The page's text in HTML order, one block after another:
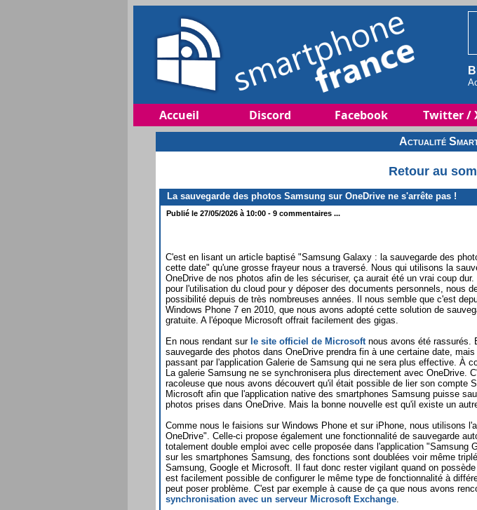
Accueil Discord Facebook Twitter /
Actualité
Retour au
La sauvegarde des photos Samsung sur OneDrive ne s'arrête pas !
Publié le 27/05/2026 à 10:00 - 9 commentaires ...
C'est en lisant un article baptisé "Samsung Galaxy : la sauvegarde des
cette date" qu'une grosse frayeur nous a traversé. Nous qui utilisons la
OneDrive de nos photos afin de les sécuriser, ça aurait été un vrai coup
pour l'utilisation du cloud pour y déposer des documents personnels, nous
possibilité depuis de très nombreuses années. Il nous semble que c'est
Windows Phone 7 en 2010, que nous avons adopté cette solution de
gratuite. A l'époque Microsoft offrait facilement des gigas.
En nous rendant sur le site officiel de Microsoft nous avons été rassurés.
sauvegarde des photos dans OneDrive prendra fin à une certaine date,
passant par l'application Galerie de Samsung qui ne sera plus effective. À
La galerie Samsung ne se synchronisera plus directement avec OneDrive.
racoleuse que nous avons découvert qu'il était possible de lier son compte
Microsoft afin que l'application native des smartphones Samsung puisse
photos prises dans OneDrive. Mais la bonne nouvelle est qu'il existe un
Comme nous le faisions sur Windows Phone et sur iPhone, nous utilisons
OneDrive". Celle-ci propose également une fonctionnalité de sauvegarde
totalement double emploi avec celle proposée dans l'application "Samsung
sur les smartphones Samsung, des fonctions sont doublées voir même
Samsung, Google et Microsoft. Il faut donc rester vigilant quand on
est facilement possible de configurer le même type de fonctionnalité à
peut poser problème. C'est par exemple à cause de ça que nous avons
synchronisation avec un serveur Microsoft Exchange